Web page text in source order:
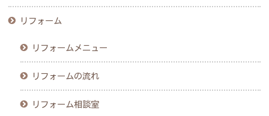
リフォーム
リフォームメニュー
リフォームの流れ
リフォーム相談室